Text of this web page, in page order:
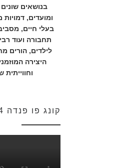
בנושאים
ומועדים,
בעלי חיים,
תחבורה ועוד
לילדים, הורים
היצירה
וחווייתית
קונג פו פנדה 4 | מדובב